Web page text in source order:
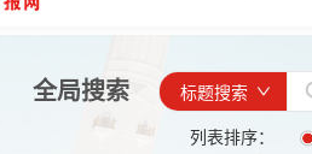
全局搜索
标题搜索
列表排序：